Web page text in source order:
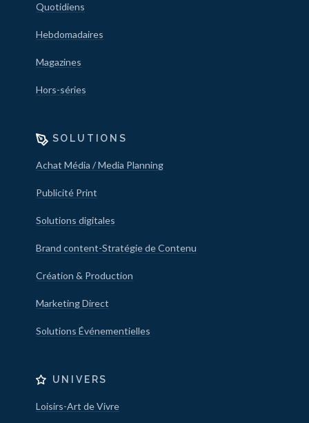
Quotidiens
Hebdomadaires
Magazines
Hors-séries
SOLUTIONS
Achat Média / Media Planning
Publicité Print
Solutions digitales
Brand content-Stratégie de Contenu
Création & Production
Marketing Direct
Solutions Événementielles
UNIVERS
Loisirs-Art de Vivre